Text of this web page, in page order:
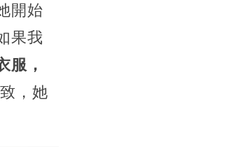
開始
果我
服，
，她